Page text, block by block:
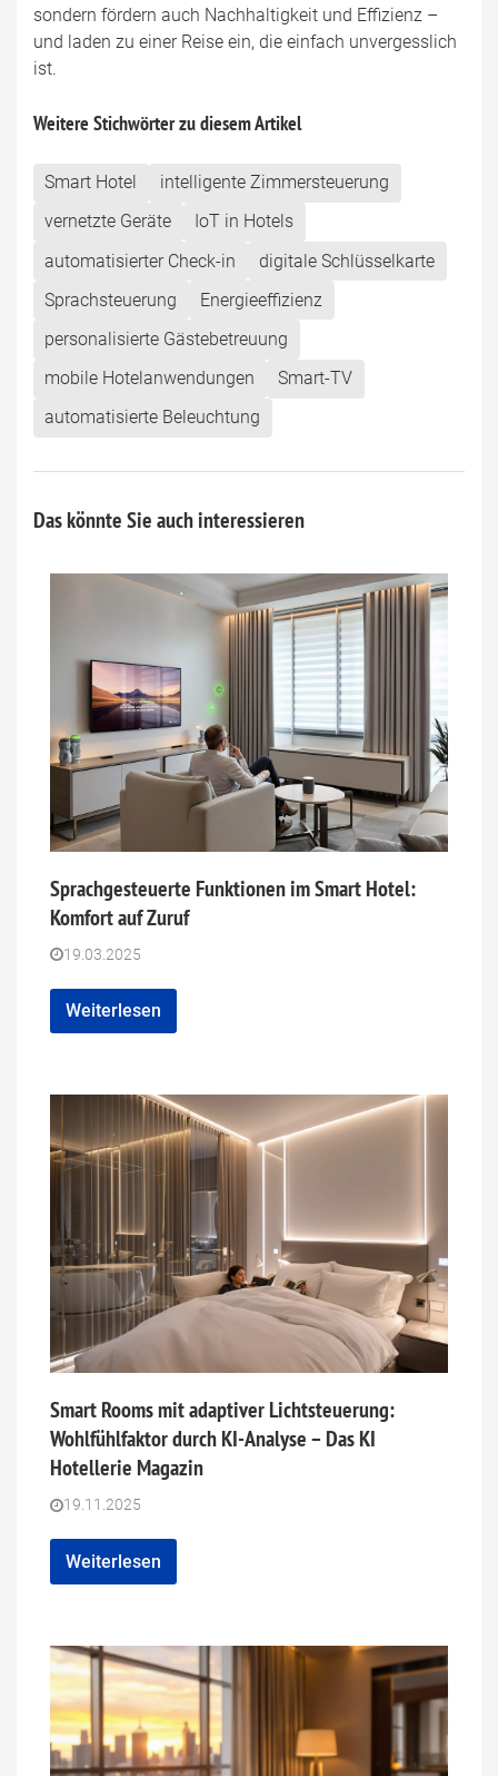
sondern fördern auch Nachhaltigkeit und Effizienz –
und laden zu einer Reise ein, die einfach unvergesslich
ist.
Weitere Stichwörter zu diesem Artikel
Smart Hotel
intelligente Zimmersteuerung
vernetzte Geräte
IoT in Hotels
automatisierter Check-in
digitale Schlüsselkarte
Sprachsteuerung
Energieeffizienz
personalisierte Gästebetreuung
mobile Hotelanwendungen
Smart-TV
automatisierte Beleuchtung
Das könnte Sie auch interessieren
Sprachgesteuerte Funktionen im Smart Hotel:
Komfort auf Zuruf
19.03.2025
Weiterlesen
Smart Rooms mit adaptiver Lichtsteuerung:
Wohlfühlfaktor durch KI-Analyse – Das KI
Hotellerie Magazin
19.11.2025
Weiterlesen